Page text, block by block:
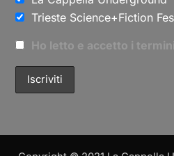
Trieste Science+Fiction
Ho letto e accetto i